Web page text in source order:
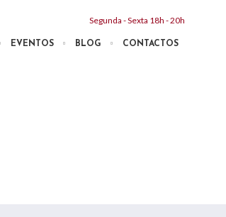
Segunda - Sexta 18h - 20h
EVENTOS BLOG CONTACTOS